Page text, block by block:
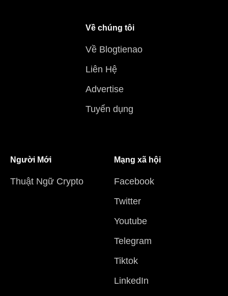
Về chúng tôi
Về Blogtienao
Liên Hệ
Advertise
Tuyển dụng
Người Mới
Thuật Ngữ Crypto
Mạng xã hội
Facebook
Twitter
Youtube
Telegram
Tiktok
LinkedIn